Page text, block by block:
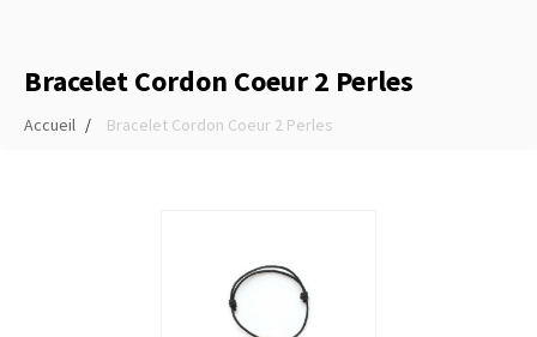
Bracelet Cordon Coeur 2 Perles
Accueil Bracelet Cordon Coeur 2 Perles